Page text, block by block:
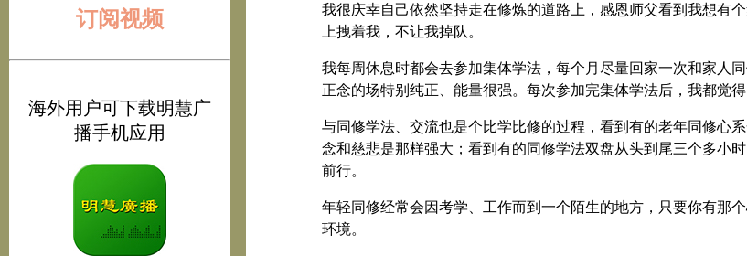
订阅视频
海外用户可下载明慧广
播手机应用
我很庆幸自己依然坚持走在修炼的道路上，感恩师父看到我想有
上拽着我，不让我掉队。
我每周休息时都会去参加集体学法，每个月尽量回家一次和家人
正念的场特别纯正、能量很强。每次参加完集体学法后，我都觉
与同修学法、交流也是个比学比修的过程，看到有的老年同修心
念和慈悲是那样强大；看到有的同修学法双盘从头到尾三个多小
前行。
年轻同修经常会因考学、工作而到一个陌生的地方，只要你有那
环境。